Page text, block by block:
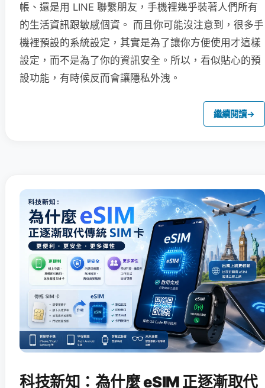
帳、還是用 LINE 聯繫朋友，手機裡幾乎裝著人們所有
的生活資訊跟敏感個資。 而且你可能沒注意到，很多手
機裡預設的系統設定，其實是為了讓你方便使用才這樣
設定，而不是為了你的資訊安全。所以，看似貼心的預
設功能，有時候反而會讓隱私外洩。
繼續閱讀→
科技新知：為什麼 eSIM 正逐漸取代